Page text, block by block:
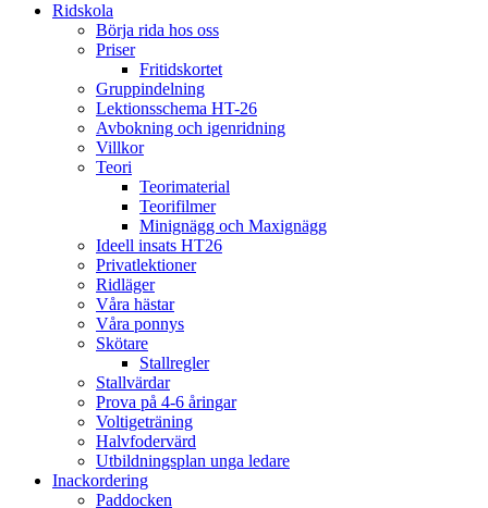
Ridskola
Börja rida hos oss
Priser
Fritidskortet
Gruppindelning
Lektionsschema HT-26
Avbokning och igenridning
Villkor
Teori
Teorimaterial
Teorifilmer
Minignägg och Maxignägg
Ideell insats HT26
Privatlektioner
Ridläger
Våra hästar
Våra ponnys
Skötare
Stallregler
Stallvärdar
Prova på 4-6 åringar
Voltigeträning
Halvfodervärd
Utbildningsplan unga ledare
Inackordering
Paddocken